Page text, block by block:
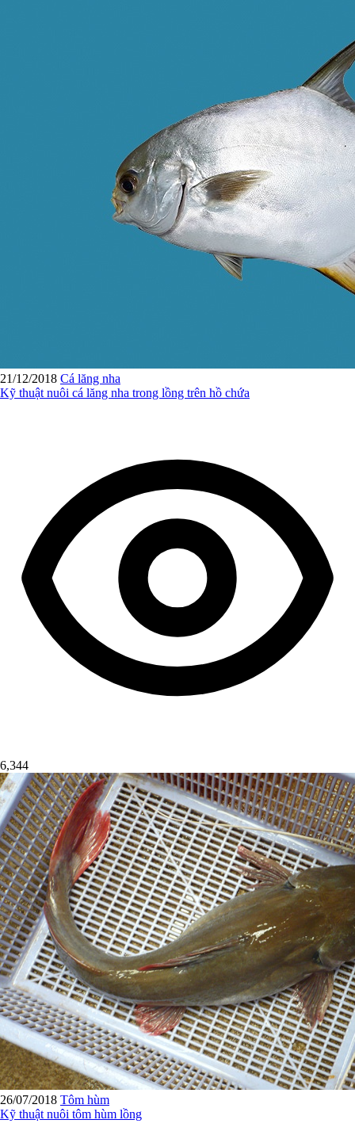
21/12/2018 Cá lăng nha
Kỹ thuật nuôi cá lăng nha trong lồng trên hồ chứa
6,344
26/07/2018 Tôm hùm
Kỹ thuật nuôi tôm hùm lồng